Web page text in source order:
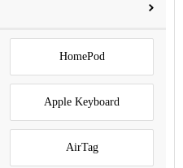
HomePod
Apple Keyboard
AirTag